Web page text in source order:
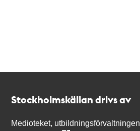
Stockholmskällan drivs av
Medioteket, utbildningsförvaltningen